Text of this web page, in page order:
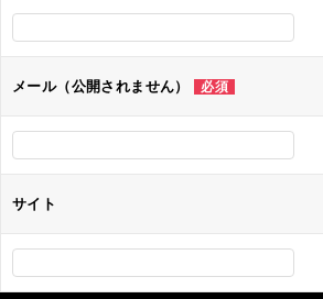
シ
ョ
ンメール（公開されません） 必須
サイト